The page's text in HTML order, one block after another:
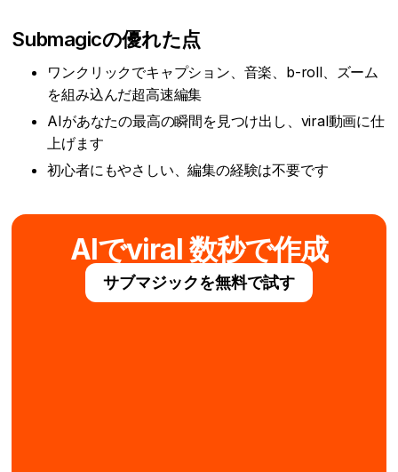
Submagicの優れた点
ワンクリックでキャプション、音楽、b-roll、ズーム
を組み込んだ超高速編集
AIがあなたの最高の瞬間を見つけ出し、viral動画に仕
上げます
初心者にもやさしい、編集の経験は不要です
AIでviral 数秒で作成
サブマジックを無料で試す